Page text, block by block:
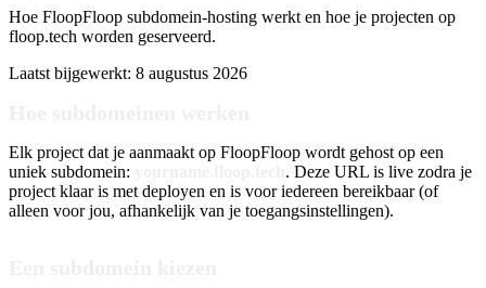
Hoe FloopFloop subdomein-hosting werkt en hoe je projecten op
floop.tech worden geserveerd.
Laatst bijgewerkt: 8 augustus 2026
Elk project dat je aanmaakt op FloopFloop wordt gehost op een
uniek subdomein:
. Deze URL is live zodra je
project klaar is met deployen en is voor iedereen bereikbaar (of
alleen voor jou, afhankelijk van je toegangsinstellingen).